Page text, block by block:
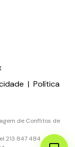
| Política
de Conflitos de
213 847 484